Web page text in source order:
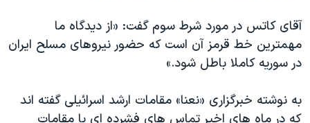
آقای کاتس در مورد شرط سوم گفت: «از دیدگاه ما
مهمترین خط قرمز آن است که حضور نیروهای مسلح ایران
در سوریه کاملا باطل شود.»
به نوشته خبرگزاری «نعنا» مقامات ارشد اسرائیلی گفته اند